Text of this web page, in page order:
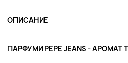
ОПИСАНИЕ
ПАРФУМИ PEPE JEANS -